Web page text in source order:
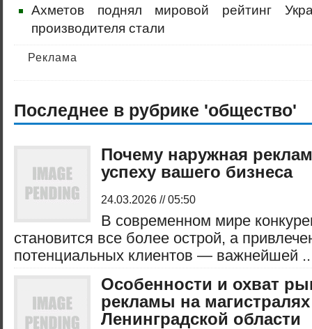
Ахметов поднял мировой рейтинг
производителя стали
Реклама
Последнее в рубрике 'общество'
Почему наружная
успеху вашего бизнеса
24.03.2026 // 05:50
В современном мире
становится все более острой, а
потенциальных клиентов — важнейшей
Особенности и охват
рекламы на магистралях
Ленинградской области